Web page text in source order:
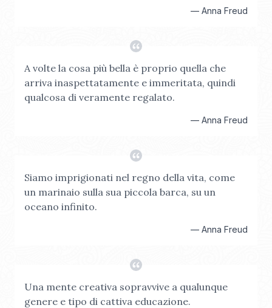
— Anna Freud
A volte la cosa più bella è proprio quella che
arriva inaspettatamente e immeritata, quindi
qualcosa di veramente regalato.
— Anna Freud
Siamo imprigionati nel regno della vita, come
un marinaio sulla sua piccola barca, su un
oceano infinito.
— Anna Freud
Una mente creativa sopravvive a qualunque
genere e tipo di cattiva educazione.